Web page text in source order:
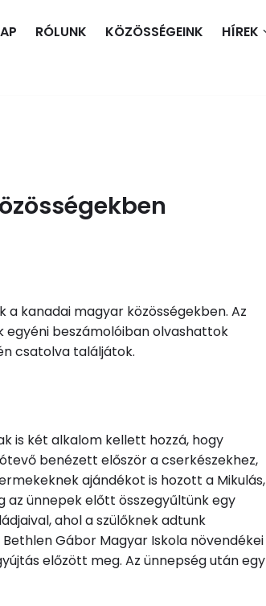
RÓLUNK KÖZÖSSÉGEINK HÍREK
kanadai magyar közösségekben. Az
egyéni beszámolóiban olvashattok
csatolva találjátok.
is két alkalom kellett hozzá, hogy
benézett először a cserkészekhez,
ajándékot is hozott a Mikulás,
az ünnepek előtt összegyűltünk egy
ahol a szülőknek adtunk
Gábor Magyar Iskola növendékei
előzött meg. Az ünnepség után egy